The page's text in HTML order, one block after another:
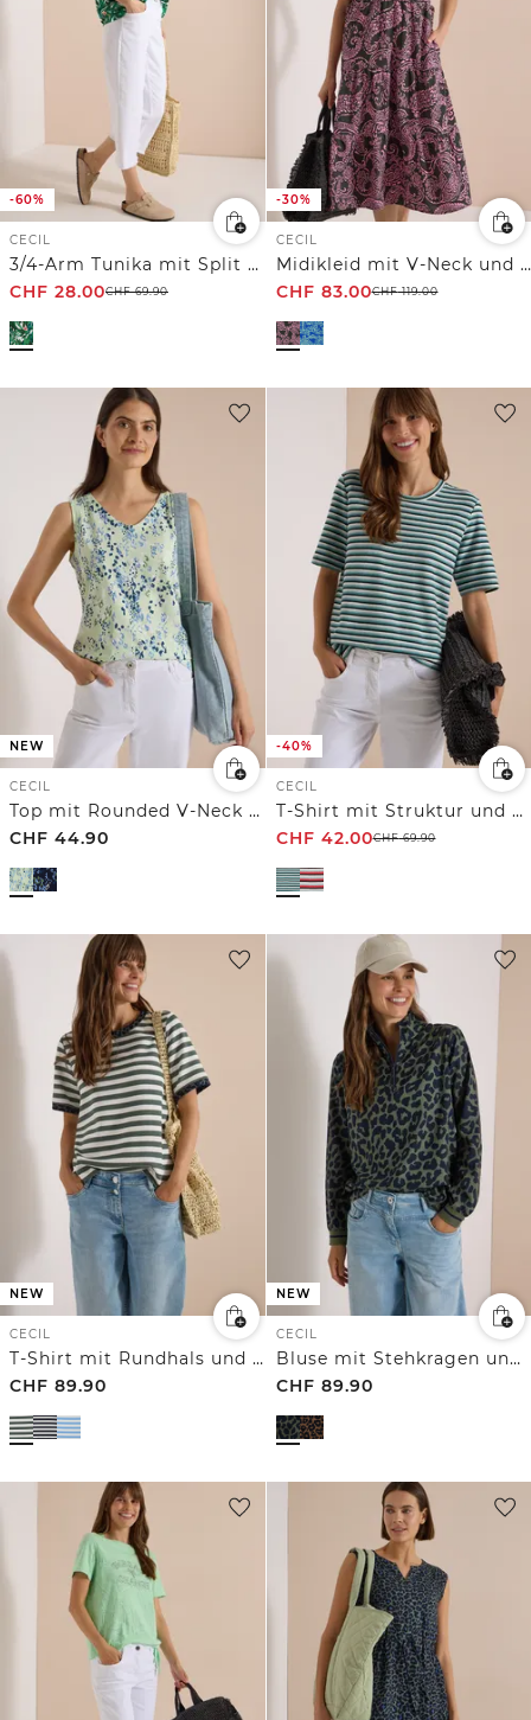
-60%
CECIL
3/4-Arm Tunika mit Split Neck und Print
CHF 28.00CHF69.90
-30%
CECIL
Midikleid mit V-Neck und Print
CHF 83.00CHF119.00
NEW
CECIL
Top mit Rounded V-Neck und Print
CHF 44.90
-40%
CECIL
T-Shirt mit Struktur und Streifen
CHF 42.00CHF69.90
NEW
CECIL
T-Shirt mit Rundhals und Leo-Details
CHF 89.90
NEW
CECIL
Bluse mit Stehkragen und Zipper
CHF 89.90